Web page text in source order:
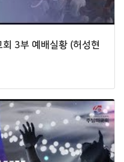
3부 예배실황 (허성현